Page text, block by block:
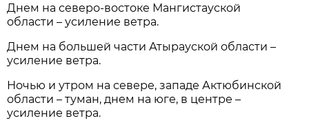
Днем на северо-востоке Мангистауской
области – усиление ветра.
Днем на большей части Атырауской области –
усиление ветра.
Ночью и утром на севере, западе Актюбинской
области – туман, днем на юге, в центре –
усиление ветра.